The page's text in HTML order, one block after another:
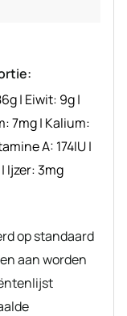
g| Eiwit: 9g|
7mg| Kalium:
A: 174IU|
| Ijzer:3mg
aan worden